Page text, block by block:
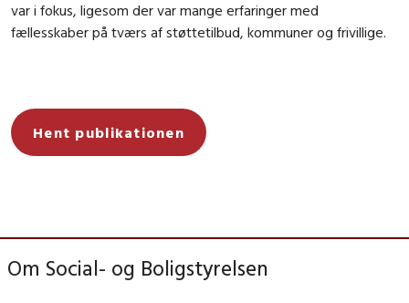
var i fokus, ligesom der var mange erfaringer med
fællesskaber på tværs af støttetilbud, kommuner og frivillige.
Hent publikationen
Om Social- og Boligstyrelsen